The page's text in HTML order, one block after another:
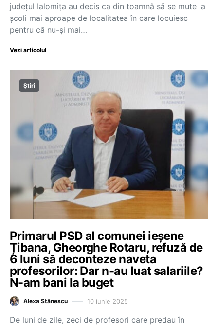
județul Ialomița au decis ca din toamnă să se mute la
școli mai aproape de localitatea în care locuiesc
pentru că nu-și mai…
Vezi articolul
Știri
Primarul PSD al comunei ieșene
Țibana, Gheorghe Rotaru, refuză de
6 luni să deconteze naveta
profesorilor: Dar n-au luat salariile?
N-am bani la buget
Alexa Stănescu 10 iunie 2025
De luni de zile, zeci de profesori care predau în